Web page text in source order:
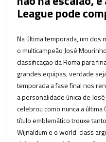
League pode
Na última temporada, um
o multicampeão José
classificação da Roma para
grandes equipas, verdade
temporada a fase final nos
a personalidade única de
celebrou como nunca a última
título emblemático trouxe
Wijnaldum e o world-class